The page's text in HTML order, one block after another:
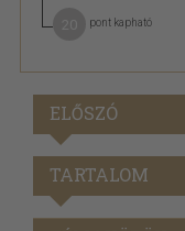
pont kapható
ELŐSZÓ
TARTALOM